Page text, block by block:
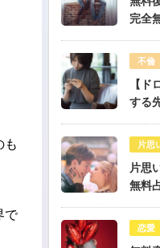
も
で
完全
不倫
【ド
する
片思
片思
無料
当た
恋愛